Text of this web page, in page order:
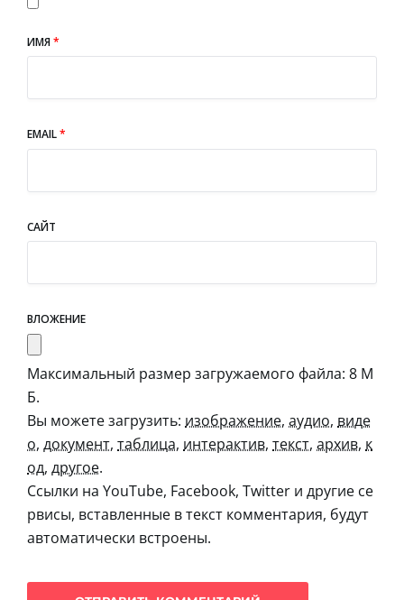
ИМЯ*
EMAIL*
САЙТ
ВЛОЖЕНИЕ
Максимальный размер загружаемого файла: 8 М
Б.
Вы можете загрузить: изображение, аудио, виде
о, документ, таблица, интерактив, текст, архив, к
од, другое.
Ссылки на YouTube, Facebook, Twitter и другие се
рвисы, вставленные в текст комментария, будут
автоматически встроены.